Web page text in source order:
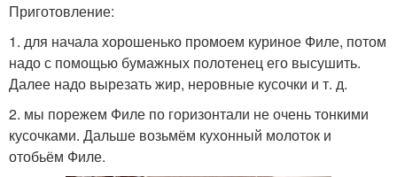
Приготовление:
1. для начала хорошенько промоем куриное Филе, потом
надо с помощью бумажных полотенец его высушить.
Далее надо вырезать жир, неровные кусочки и т. д.
2. мы порежем Филе по горизонтали не очень тонкими
кусочками. Дальше возьмём кухонный молоток и
отобьём Филе.